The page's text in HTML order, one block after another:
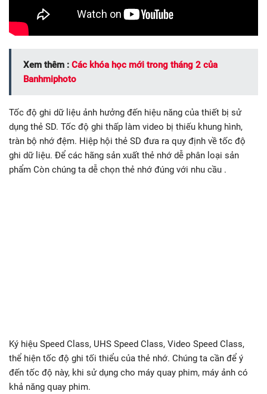
Xem thêm : Các khóa học mới trong tháng 2 của
Banhmiphoto
Tốc độ ghi dữ liệu ảnh hưởng đến hiệu năng của thiết bị sử
dụng thẻ SD. Tốc độ ghi thấp làm video bị thiếu khung hình,
tràn bộ nhớ đệm. Hiệp hội thẻ SD đưa ra quy định về tốc độ
ghi dữ liệu. Để các hãng sản xuất thẻ nhớ dễ phân loại sản
phẩm Còn chúng ta dễ chọn thẻ nhớ đúng với nhu cầu .
Ký hiệu Speed Class, UHS Speed Class, Video Speed Class,
thể hiện tốc độ ghi tối thiểu của thẻ nhớ. Chúng ta cần để ý
đến tốc độ này, khi sử dụng cho máy quay phim, máy ảnh có
khả năng quay phim.